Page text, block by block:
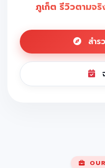
ภูเก็ต รีวิวตามจ
สำร